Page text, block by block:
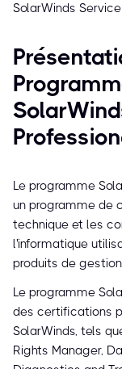
SolarWinds
Le programme
un programme de
technique et les
l'informatique
produits de
Le programme
des certifications
SolarWinds, tels
Rights Manager,